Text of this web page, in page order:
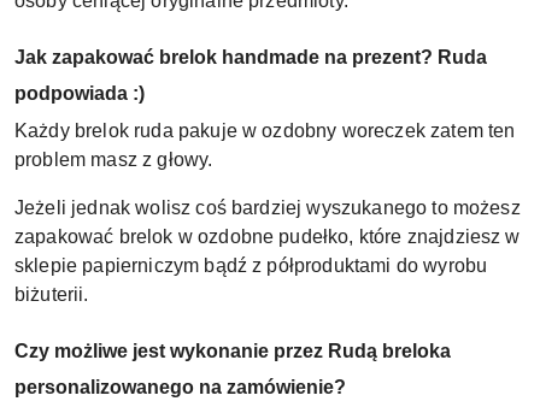
Jak zapakować brelok handmade na prezent? Ruda
podpowiada :)
Każdy brelok ruda pakuje w ozdobny woreczek zatem ten
problem masz z głowy.
Jeżeli jednak wolisz coś bardziej wyszukanego to możesz
zapakować brelok w ozdobne pudełko, które znajdziesz w
sklepie papierniczym bądź z półproduktami do wyrobu
biżuterii.
Czy możliwe jest wykonanie przez Rudą breloka
personalizowanego na zamówienie?